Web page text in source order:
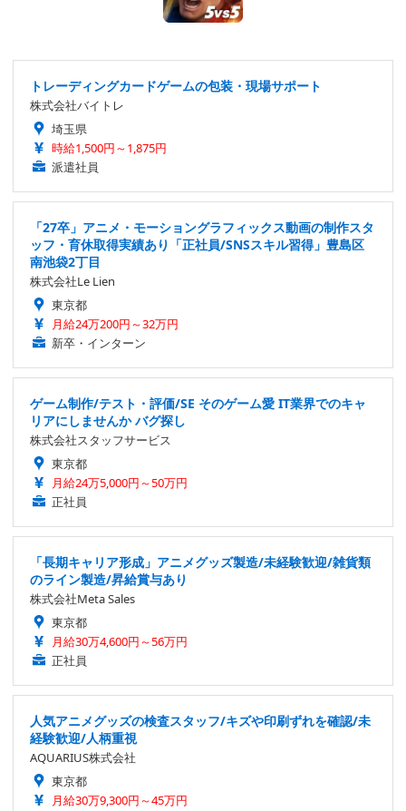
トレーディングカードゲームの包装・現場サポート
株式会社バイトレ
埼玉県
時給1,500円～1,875円
派遣社員
「27卒」アニメ・モーショングラフィックス動画の制作スタ
ッフ・育休取得実績あり「正社員/SNSスキル習得」豊島区
南池袋2丁目
株式会社Le Lien
東京都
月給24万200円～32万円
新卒・インターン
ゲーム制作/テスト・評価/SE そのゲーム愛 IT業界でのキャ
リアにしませんか バグ探し
株式会社スタッフサービス
東京都
月給24万5,000円～50万円
正社員
「長期キャリア形成」アニメグッズ製造/未経験歓迎/雑貨類
のライン製造/昇給賞与あり
株式会社Meta Sales
東京都
月給30万4,600円～56万円
正社員
人気アニメグッズの検査スタッフ/キズや印刷ずれを確認/未
経験歓迎/人柄重視
AQUARIUS株式会社
東京都
月給30万9,300円～45万円